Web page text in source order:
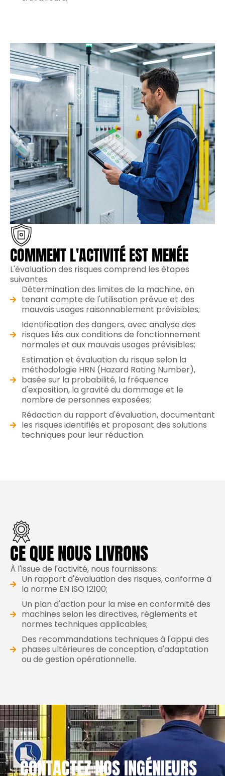
COMMENT L'ACTIVITÉ EST MENÉE
L'évaluation des risques comprend les étapes
suivantes:
Détermination des limites de la machine, en
tenant compte de l'utilisation prévue et des
mauvais usages raisonnablement prévisibles;
Identification des dangers, avec analyse des
risques liés aux conditions de fonctionnement
normales et aux mauvais usages prévisibles;
Estimation et évaluation du risque selon la
méthodologie HRN (Hazard Rating Number),
basée sur la probabilité, la fréquence
d'exposition, la gravité du dommage et le
nombre de personnes exposées;
Rédaction du rapport d'évaluation, documentant
les risques identifiés et proposant des solutions
techniques pour leur réduction.
CE QUE NOUS LIVRONS
À l'issue de l'activité, nous fournissons:
Un rapport d'évaluation des risques, conforme à
la norme EN ISO 12100;
Un plan d'action pour la mise en conformité des
machines selon les directives, règlements et
normes techniques applicables;
Des recommandations techniques à l'appui des
phases ultérieures de conception, d'adaptation
ou de gestion opérationnelle.
CONTACTEZ NOS INGÉNIEURS